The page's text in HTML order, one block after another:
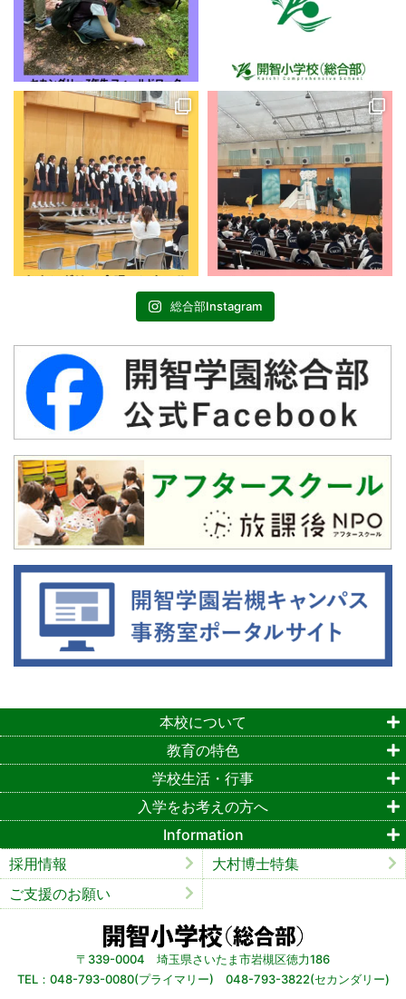
総合部Instagram
〒339-0004 埼玉県さいたま市岩槻区徳力186
TEL：048-793-0080(プライマリー) 048-793-3822(セカンダリー)
本校について
教育の特色
学校生活・行事
入学をお考えの方へ
Information
採用情報
大村博士特集
ご支援のお願い